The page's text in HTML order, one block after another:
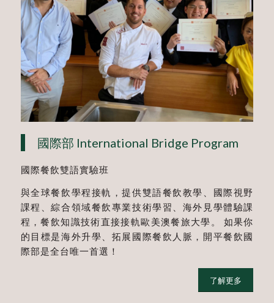
國際部 International Bridge Program
國際餐飲雙語實驗班
與全球餐飲學程接軌，提供雙語餐飲教學、國際視野
課程、綜合領域餐飲專業技術學習、海外見學體驗課
程，餐飲知識技術直接接軌歐美澳餐旅大學。 如果你
的目標是海外升學、拓展國際餐飲人脈，開平餐飲國
際部是全台唯一首選！
了解更多